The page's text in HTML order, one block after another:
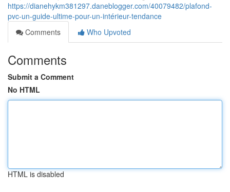
https://dianehykm381297.daneblogger.com/40079482/plafond-
pvc-un-guide-ultime-pour-un-intérieur-tendance
Comments
Who Upvoted
Comments
Submit a Comment
No HTML
HTML is disabled